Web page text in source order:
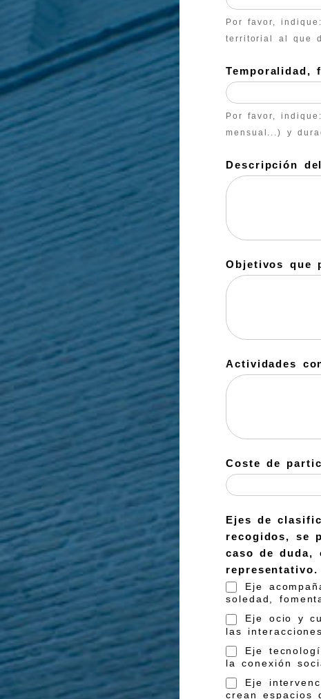
Por favor,
territorial al que
Por favor,
mensual...) y
Descripción
Objetivos que
Actividades
Coste de
Ejes de clasificación de la actividad:
recogidos, se plantean los siguientes ejes. Seleccione aquel que mejor represente su iniciativa. En
caso de duda, o si esta
representativo.
Eje
soledad,
Eje ocio y
las
Eje
la conexión
Eje
crean espacios